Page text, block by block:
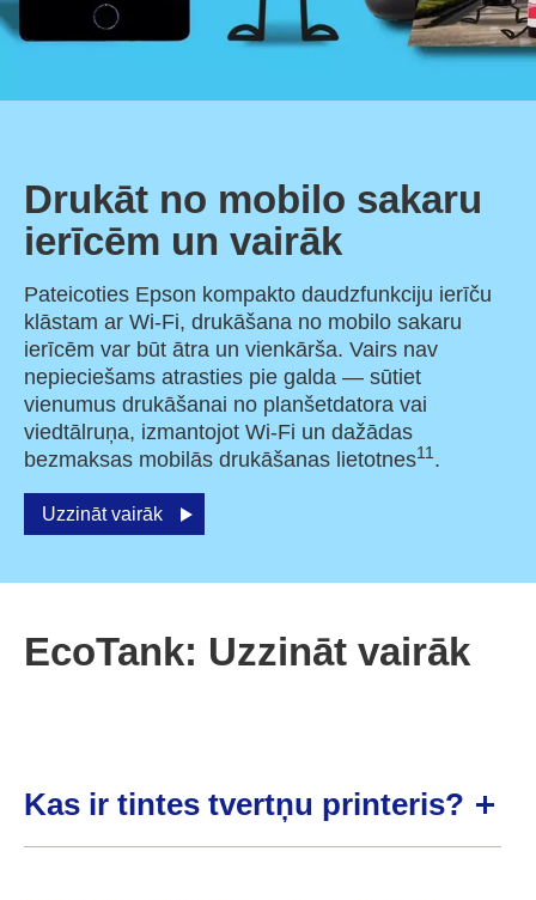
Drukāt no mobilo sakaru
ierīcēm un vairāk
Pateicoties Epson kompakto daudzfunkciju ierīču
klāstam ar Wi-Fi, drukāšana no mobilo sakaru
ierīcēm var būt ātra un vienkārša. Vairs nav
nepieciešams atrasties pie galda — sūtiet
vienumus drukāšanai no planšetdatora vai
viedtālruņa, izmantojot Wi-Fi un dažādas
bezmaksas mobilās drukāšanas lietotnes11.
Uzzināt vairāk
EcoTank: Uzzināt vairāk
Kas ir tintes tvertņu printeris?